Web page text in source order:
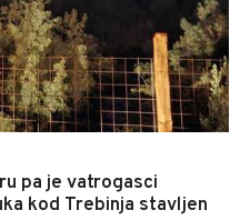
pa je vatrogasci
kod Trebinja stavljen